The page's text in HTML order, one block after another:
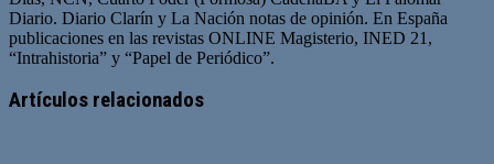
Diario. Diario Clarín y La Nación notas de opinión. En España
publicaciones en las revistas ONLINE Magisterio, INED 21,
“Intrahistoria” y “Papel de Periódico”.
web
Artículos relacionados